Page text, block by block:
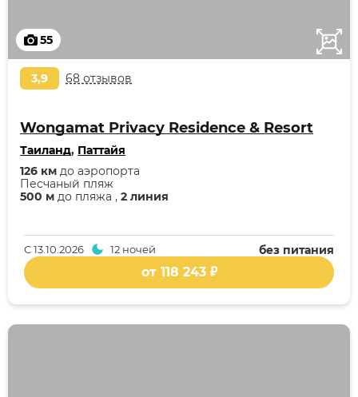
55
3,9 68 отзывов
Wongamat Privacy Residence & Resort
Таиланд, Паттайя
500 м до пляжа , 2 линия
Песчаный пляж
126 км до аэропорта
без питания
С13.10.2026 12 ночей
от 118 243 ₽